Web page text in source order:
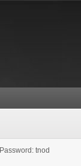
Password: tnod